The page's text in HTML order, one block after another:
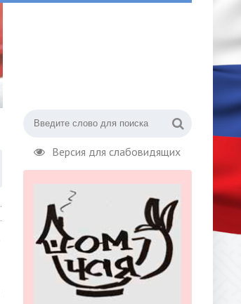
Версия для слабовидящих